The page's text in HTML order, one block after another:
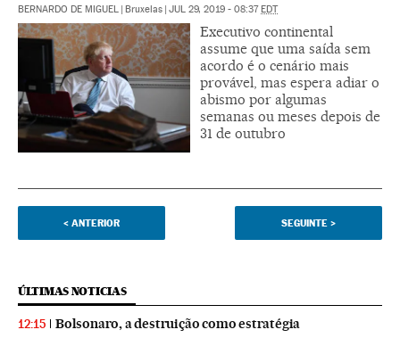
BERNARDO DE MIGUEL Bruxelas JUL 29, 2019 - 08:37 EDT
Executivo continental
assume que uma saída sem
acordo é o cenário mais
provável, mas espera adiar o
abismo por algumas
semanas ou meses depois de
31 de outubro
< ANTERIOR SEGUINTE >
ÚLTIMAS NOTICIAS
12:15 Bolsonaro, a destruição como estratégia